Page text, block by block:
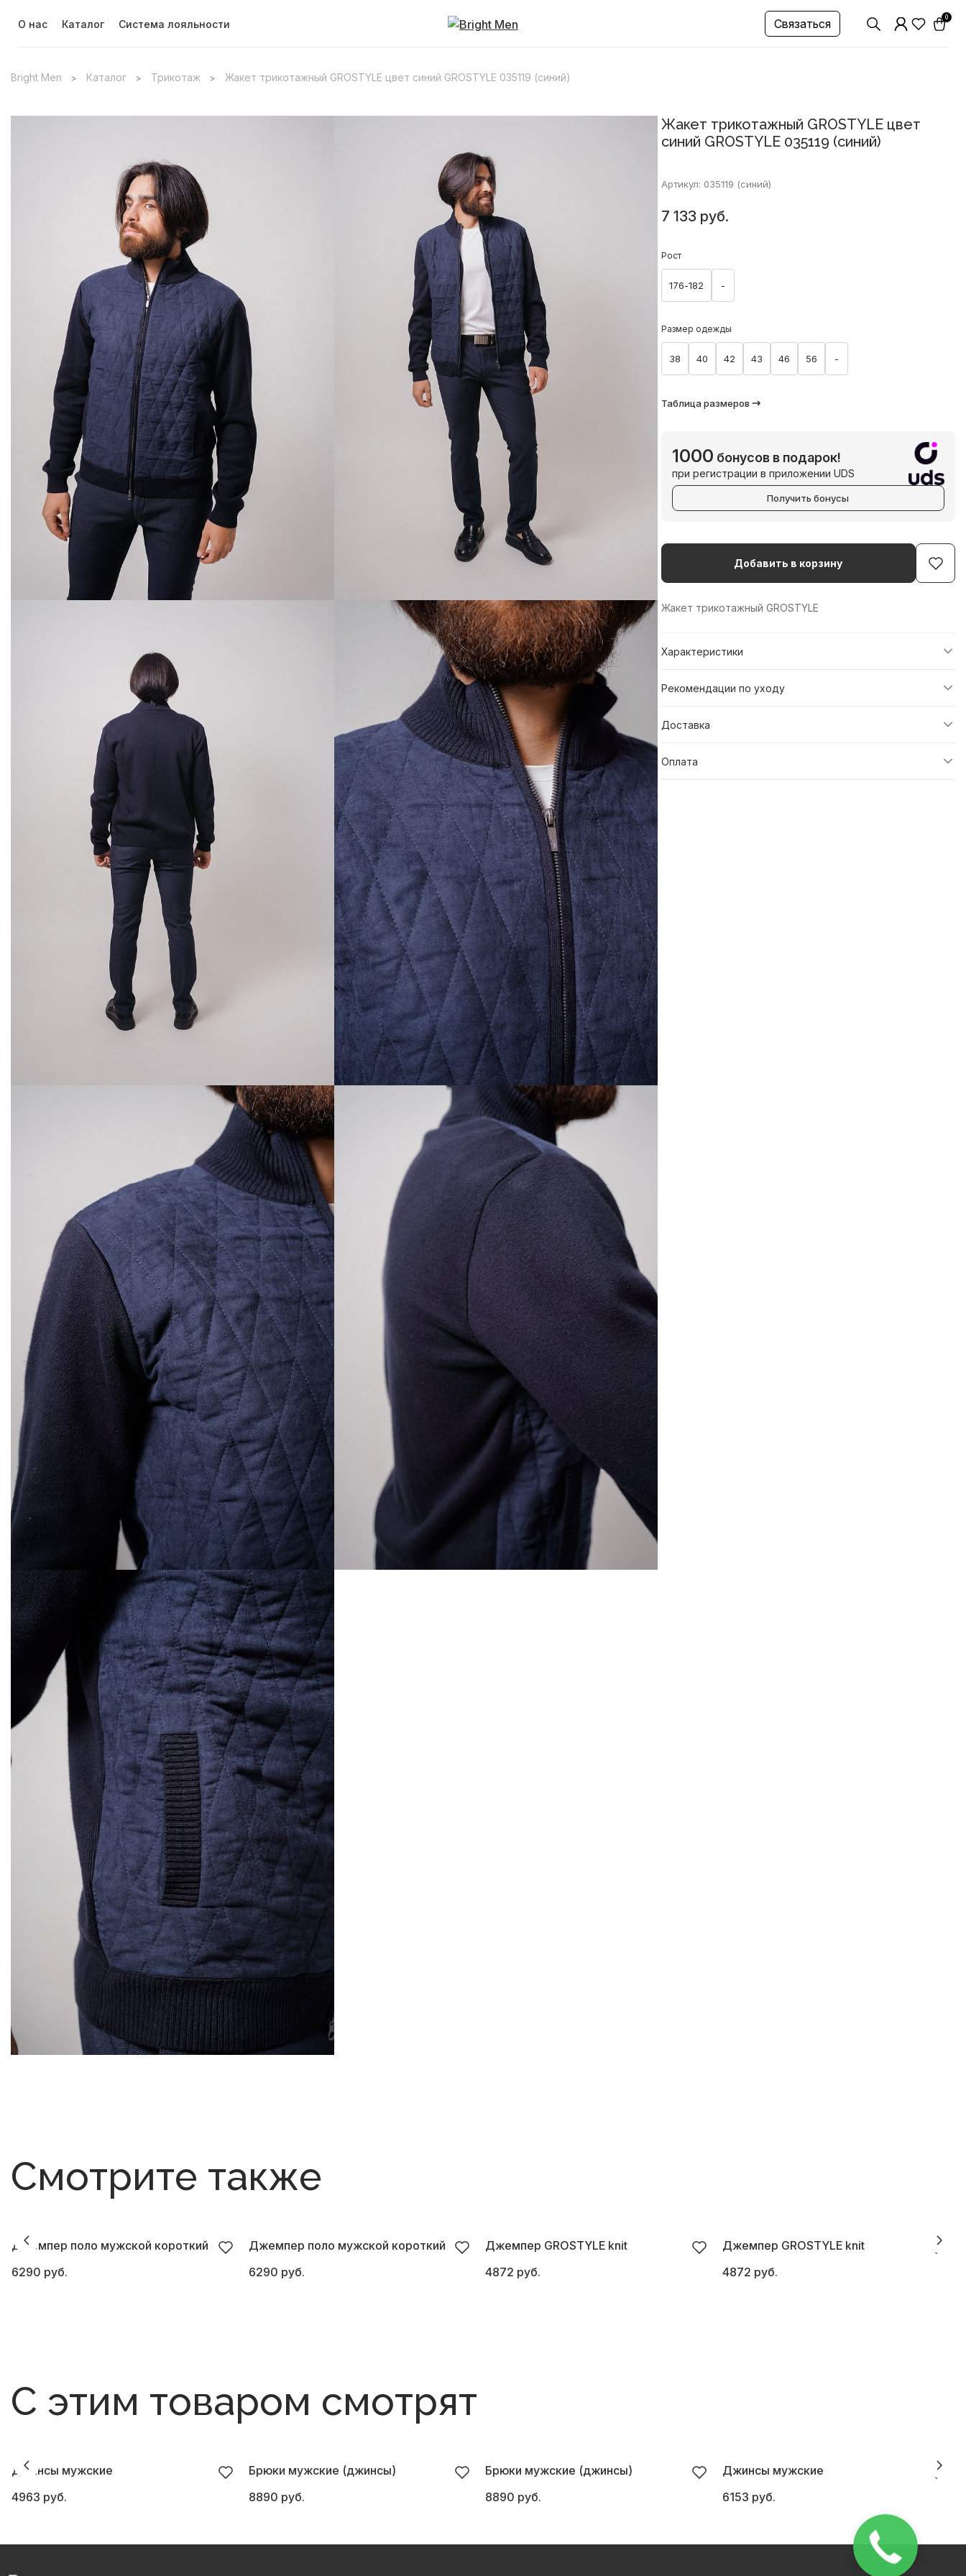
О нас Каталог Система лояльности Связаться 0
Bright Men > Каталог > Трикотаж > Жакет трикотажный GROSTYLE цвет синий GROSTYLE 035119 (синий)
Жакет трикотажный GROSTYLE цвет
синий GROSTYLE 035119 (синий)
Артикул: 035119 (синий)
7 133 руб.
Рост
176-182 -
Размер одежды
38 40 42 43 46 56 -
Таблица размеров
1000 бонусов в подарок!
при регистрации в приложении UDS
Получить бонусы
Добавить в корзину
Жакет трикотажный GROSTYLE
Характеристики
Рекомендации по уходу
Доставка
Оплата
Смотрите также
Джемпер поло мужской короткий
6290 руб.
Джемпер поло мужской короткий
6290 руб.
Джемпер GROSTYLE knit
4872 руб.
Джемпер GROSTYLE knit
4872 руб.
С этим товаром смотрят
Джинсы мужские
4963 руб.
Брюки мужские (джинсы)
8890 руб.
Брюки мужские (джинсы)
8890 руб.
Джинсы мужские
6153 руб.